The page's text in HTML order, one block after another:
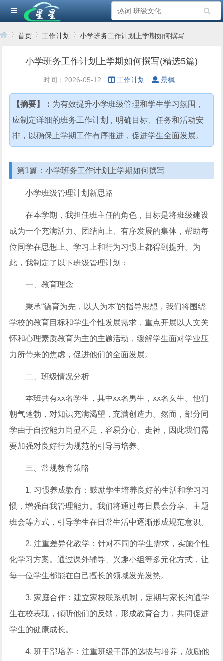
首页 工作计划
›
小学班务工作计划上学期如何撰写
小学班务工作计划上学期如何撰写(精选5篇)
时间：2026-05-12 工作计划 景枫
【摘要】： 为有效提升小学班级管理和学生学习氛围，
应制定详细的班务工作计划，明确目标、任务和活动安
排，以确保上学期工作有序推进，促进学生全面发展。
第1篇：小学班务工作计划上学期如何撰写
小学班级管理计划新思路
在本学期，我担任班主任的角色，目标是将班级建设
成为一个充满活力、团结向上、有序发展的集体，帮助每
位同学在思想上、学习上和行为习惯上都得到提升。为
此，我制定了以下班级管理计划：
一、教育理念
秉承“德育为先，以人为本”的指导思想，我们将围绕
学校的教育目标和学生个性发展需求，重点开展以人文关
怀和心理素质教育为主的主题活动，缓解学生面对学业压
力所带来的焦虑，促进他们的全面发展。
二、班级情况分析
本班共有xx名学生，其中xx名男生，xx名女生。他们
朝气蓬勃，对知识充满渴望，充满创造力。然而，部分同
学由于自控能力尚显不足，容易分心、走神，因此我们需
要加强对良好行为规范的引导与培养。
三、常规教育策略
1. 习惯养成教育：鼓励学生培养良好的生活和学习习
惯，增强自我管理能力。我们将通过每日晨会分享、主题
班会等方式，引导学生在日常生活中逐渐形成规范意识。
2. 注重差异化教学：针对不同的学生需求，实施个性
化学习方案。通过课外辅导、兴趣小组等多元化方式，让
每一位学生都能在自己擅长的领域发光发热。
3. 家庭合作：建立家校联系机制，定期与家长沟通学
生在校表现，倾听他们的反馈，形成教育合力，共同促进
学生的健康成长。
4. 班干部培养：注重班级干部的选拔与培养，鼓励他